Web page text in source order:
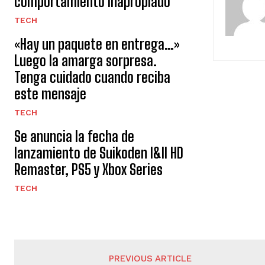
TECH
«Hay un paquete en entrega…»
Luego la amarga sorpresa.
Tenga cuidado cuando reciba
este mensaje
TECH
Se anuncia la fecha de
lanzamiento de Suikoden I&II HD
Remaster, PS5 y Xbox Series
TECH
PREVIOUS ARTICLE